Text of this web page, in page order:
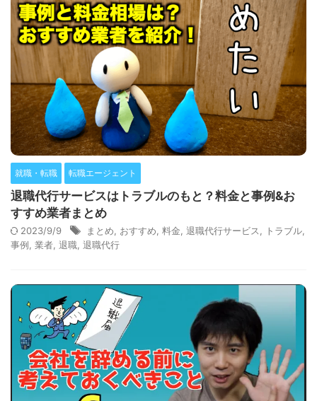
就職・転職 転職エージェント
退職代行サービスはトラブルのもと？料金と事例&お
すすめ業者まとめ
2023/9/9 まとめ, おすすめ, 料金, 退職代行サービス, トラブル,
事例, 業者, 退職, 退職代行